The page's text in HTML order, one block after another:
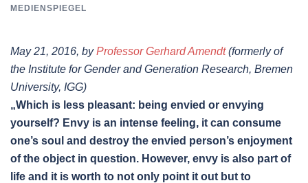
MEDIENSPIEGEL
May 21, 2016, byProfessor Gerhard Amendt(formerly of
the Institute for Gender and Generation Research, Bremen
University, IGG)
„Which is less pleasant: being envied or envying
yourself? Envy is an intense feeling, it can consume
one’s soul and destroy the envied person’s enjoyment
of the object in question. However, envy is also part of
life and it is worth to not only point it out but to